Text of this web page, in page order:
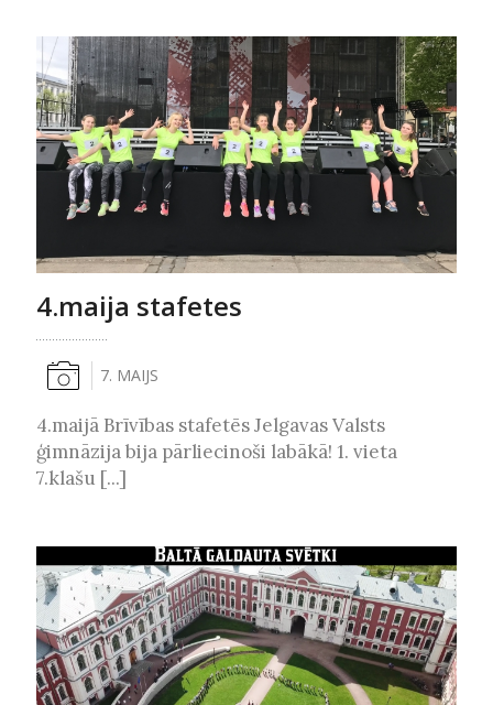
4.maija stafetes
7. MAIJS
4.maijā Brīvības stafetēs Jelgavas Valsts
ģimnāzija bija pārliecinoši labākā! 1. vieta
7.klašu [...]